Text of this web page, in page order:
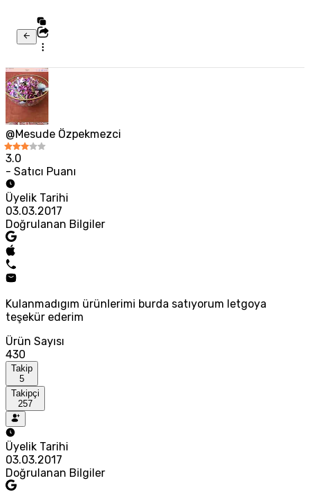
@Mesude Özpekmezci
3.0
- Satıcı Puanı
Üyelik Tarihi
03.03.2017
Doğrulanan Bilgiler
Kulanmadıgım ürünlerimi burda satıyorum letgoya
teşekür ederim
Ürün Sayısı
430
Takip
5
Takipçi
257
Üyelik Tarihi
03.03.2017
Doğrulanan Bilgiler